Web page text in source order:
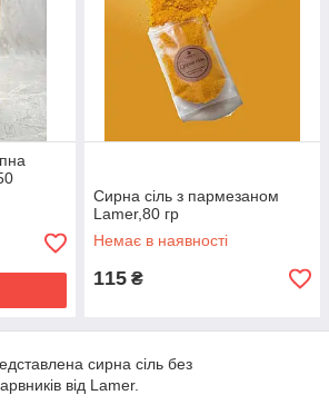
Сирна сіль з пармезаном
Lamer,80 гр
Немає в наявності
115 ₴
сирна сіль без
від Lamer.